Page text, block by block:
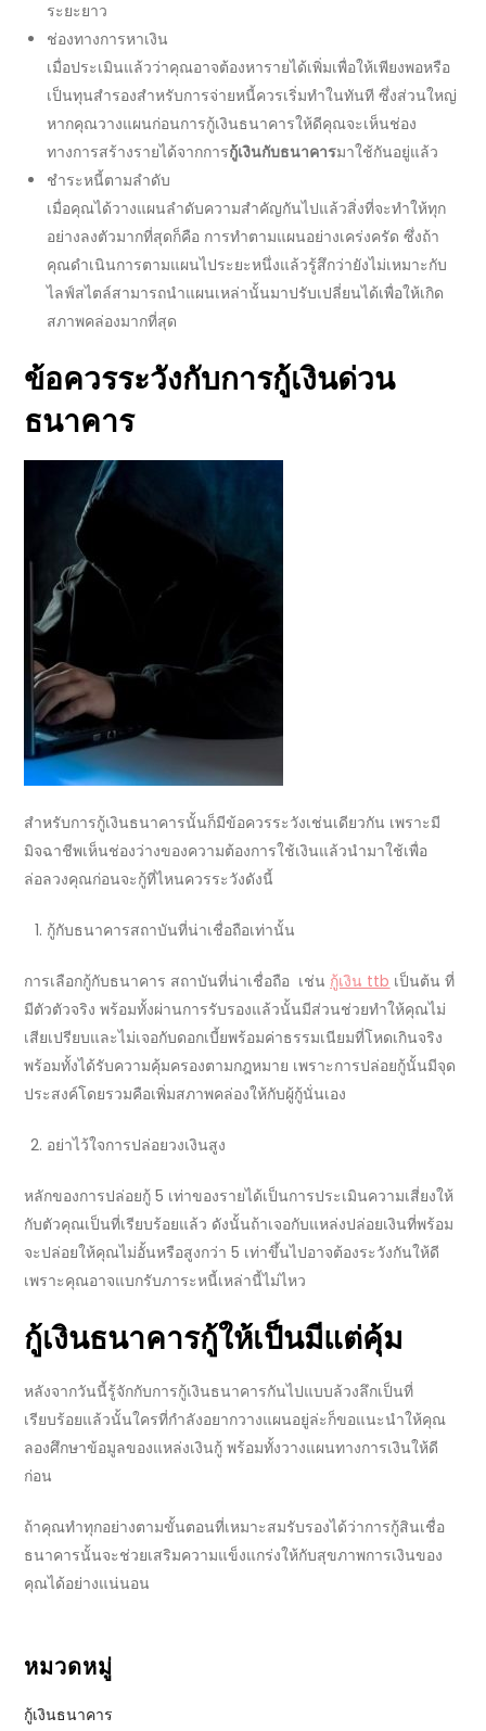
ระยะยาว
ช่องทางการหาเงิน
เมื่อประเมินแล้วว่าคุณอาจต้องหารายได้เพิ่มเพื่อให้เพียงพอหรือ
เป็นทุนสำรองสำหรับการจ่ายหนี้ควรเริ่มทำในทันที ซึ่งส่วนใหญ่
หากคุณวางแผนก่อนการกู้เงินธนาคารให้ดีคุณจะเห็นช่อง
ทางการสร้างรายได้จากการกู้เงินกับธนาคารมาใช้กันอยู่แล้ว
ชำระหนี้ตามลำดับ
เมื่อคุณได้วางแผนลำดับความสำคัญกันไปแล้วสิ่งที่จะทำให้ทุก
อย่างลงตัวมากที่สุดก็คือ การทำตามแผนอย่างเคร่งครัด ซึ่งถ้า
คุณดำเนินการตามแผนไประยะหนึ่งแล้วรู้สึกว่ายังไม่เหมาะกับ
ไลฟ์สไตล์สามารถนำแผนเหล่านั้นมาปรับเปลี่ยนได้เพื่อให้เกิด
สภาพคล่องมากที่สุด
ข้อควรระวังกับการกู้เงินด่วน
ธนาคาร
สำหรับการกู้เงินธนาคารนั้นก็มีข้อควรระวังเช่นเดียวกัน เพราะมี
มิจฉาชีพเห็นช่องว่างของความต้องการใช้เงินแล้วนำมาใช้เพื่อ
ล่อลวงคุณก่อนจะกู้ที่ไหนควรระวังดังนี้
กู้กับธนาคารสถาบันที่น่าเชื่อถือเท่านั้น
การเลือกกู้กับธนาคาร สถาบันที่น่าเชื่อถือ เช่น กู้เงิน ttb เป็นต้น ที่
มีตัวตัวจริง พร้อมทั้งผ่านการรับรองแล้วนั้นมีส่วนช่วยทำให้คุณไม่
เสียเปรียบและไม่เจอกับดอกเบี้ยพร้อมค่าธรรมเนียมที่โหดเกินจริง
พร้อมทั้งได้รับความคุ้มครองตามกฎหมาย เพราะการปล่อยกู้นั้นมีจุด
ประสงค์โดยรวมคือเพิ่มสภาพคล่องให้กับผู้กู้นั่นเอง
อย่าไว้ใจการปล่อยวงเงินสูง
หลักของการปล่อยกู้5 เท่าของรายได้เป็นการประเมินความเสี่ยงให้
กับตัวคุณเป็นที่เรียบร้อยแล้ว ดังนั้นถ้าเจอกับแหล่งปล่อยเงินที่พร้อม
จะปล่อยให้คุณไม่อั้นหรือสูงกว่า5 เท่าขึ้นไปอาจต้องระวังกันให้ดี
เพราะคุณอาจแบกรับภาระหนี้เหล่านี้ไม่ไหว
กู้เงินธนาคารกู้ให้เป็นมีแต่คุ้ม
หลังจากวันนี้รู้จักกับการกู้เงินธนาคารกันไปแบบล้วงลึกเป็นที่
เรียบร้อยแล้วนั้นใครที่กำลังอยากวางแผนอยู่ล่ะก็ขอแนะนำให้คุณ
ลองศึกษาข้อมูลของแหล่งเงินกู้ พร้อมทั้งวางแผนทางการเงินให้ดี
ก่อน
ถ้าคุณทำทุกอย่างตามขั้นตอนที่เหมาะสมรับรองได้ว่าการกู้สินเชื่อ
ธนาคารนั้นจะช่วยเสริมความแข็งแกร่งให้กับสุขภาพการเงินของ
คุณได้อย่างแน่นอน
หมวดหมู่
กู้เงินธนาคาร